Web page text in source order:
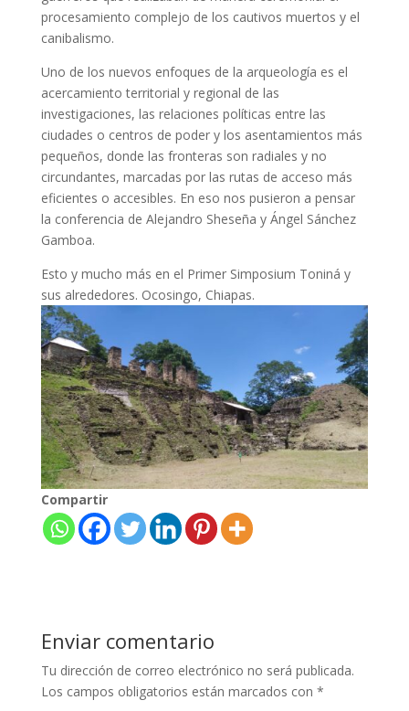
procesamiento complejo de los cautivos muertos y el
canibalismo.
Uno de los nuevos enfoques de la arqueología es el
acercamiento territorial y regional de las
investigaciones, las relaciones políticas entre las
ciudades o centros de poder y los asentamientos más
pequeños, donde las fronteras son radiales y no
circundantes, marcadas por las rutas de acceso más
eficientes o accesibles. En eso nos pusieron a pensar
la conferencia de Alejandro Sheseña y Ángel Sánchez
Gamboa.
Esto y mucho más en el Primer Simposium Toniná y
sus alrededores. Ocosingo, Chiapas.
Compartir
Enviar comentario
Tu dirección de correo electrónico no será publicada.
Los campos obligatorios están marcados con *